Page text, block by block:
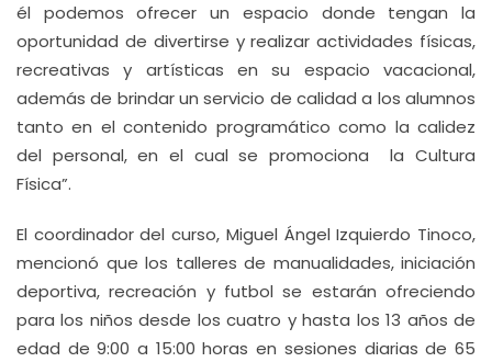
él podemos ofrecer un espacio donde tengan la
oportunidad de divertirse y realizar actividades físicas,
recreativas y artísticas en su espacio vacacional,
además de brindar un servicio de calidad a los alumnos
tanto en el contenido programático como la calidez
del personal, en el cual se promociona la Cultura
Física”.
El coordinador del curso, Miguel Ángel Izquierdo Tinoco,
mencionó que los talleres de manualidades, iniciación
deportiva, recreación y futbol se estarán ofreciendo
para los niños desde los cuatro y hasta los 13 años de
edad de 9:00 a 15:00 horas en sesiones diarias de 65